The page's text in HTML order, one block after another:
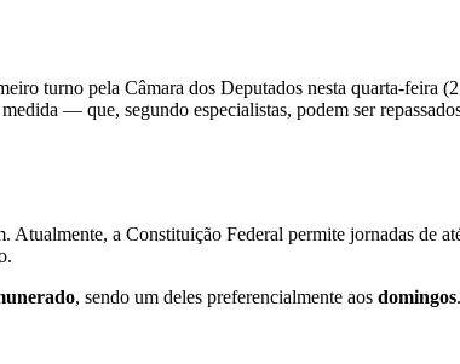
turno pela Câmara dos Deputados nesta quarta-feira
— que, segundo especialistas, podem ser
Atualmente, a Constituição Federal permite jornadas de
, sendo um deles preferencialmente aos domingos